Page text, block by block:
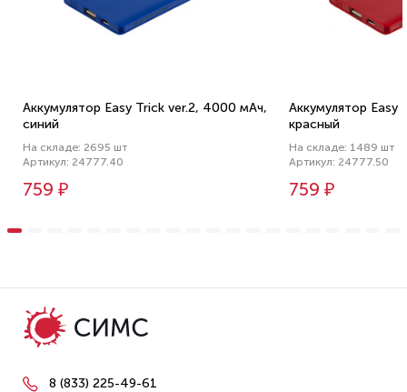
Аккумулятор Easy Trick ver.2, 4000 мАч,
синий
На складе: 2695 шт
Артикул: 24777.40
759 ₽
Аккумулятор
красный
На складе: 1489 шт
Артикул: 24777.50
759 ₽
8 (833) 225-49-61